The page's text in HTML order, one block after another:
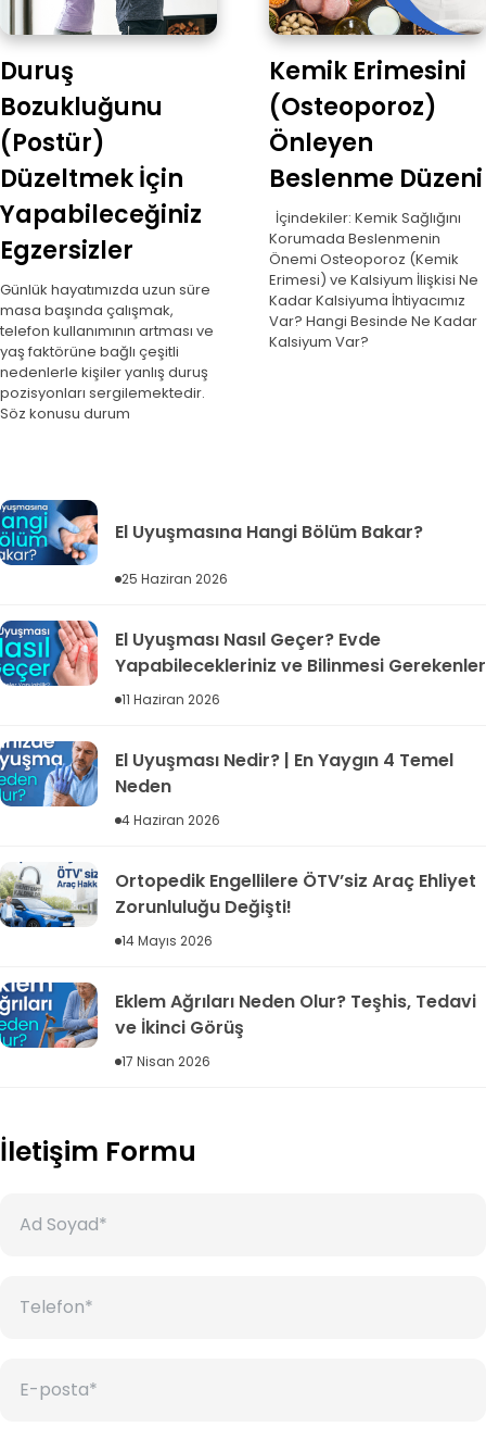
Duruş
Bozukluğunu
(Postür)
Düzeltmek İçin
Yapabileceğiniz
Egzersizler
Günlük hayatımızda uzun süre
masa başında çalışmak,
telefon kullanımının artması ve
yaş faktörüne bağlı çeşitli
nedenlerle kişiler yanlış duruş
pozisyonları sergilemektedir.
Söz konusu durum
Kemik Erimesini
(Osteoporoz)
Önleyen
Beslenme Düzeni
İçindekiler: Kemik Sağlığını
Korumada Beslenmenin
Önemi Osteoporoz (Kemik
Erimesi) ve Kalsiyum İlişkisi Ne
Kadar Kalsiyuma İhtiyacımız
Var? Hangi Besinde Ne Kadar
Kalsiyum Var?
El Uyuşmasına Hangi Bölüm Bakar?
25 Haziran 2026
El Uyuşması Nasıl Geçer? Evde
Yapabilecekleriniz ve Bilinmesi Gerekenler
11 Haziran 2026
El Uyuşması Nedir? | En Yaygın 4 Temel
Neden
4 Haziran 2026
Ortopedik Engellilere ÖTV’siz Araç Ehliyet
Zorunluluğu Değişti!
14 Mayıs 2026
Eklem Ağrıları Neden Olur? Teşhis, Tedavi
ve İkinci Görüş
17 Nisan 2026
İletişim Formu